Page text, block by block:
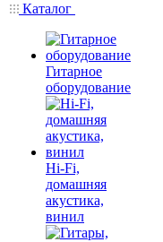
Каталог
Гитарное
оборудование
Hi-Fi,
домашняя
акустика,
винил